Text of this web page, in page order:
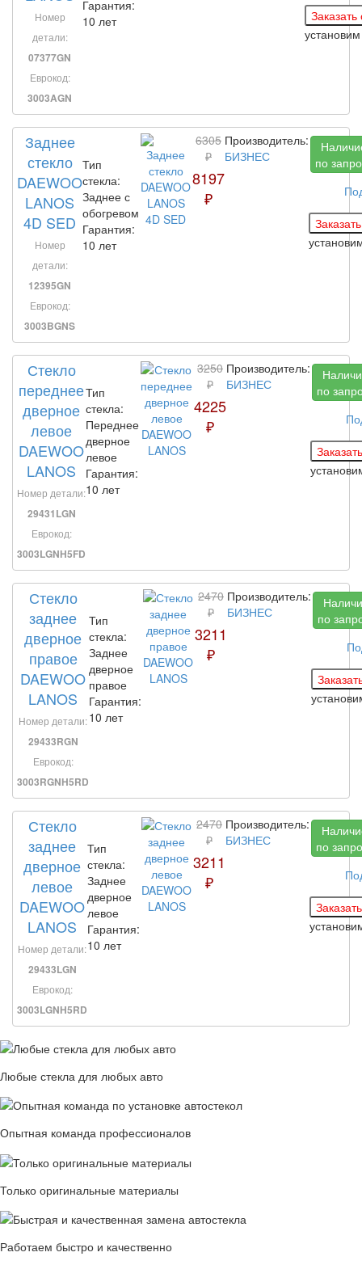
Номер
детали:
07377GN
Еврокод:
3003AGN
Гарантия:
10 лет
Заднее
стекло
DAEWOO
LANOS
4D SED
Номер
детали:
12395GN
Еврокод:
3003BGNS
Тип
стекла:
Заднее с
обогревом
Гарантия:
10 лет
6305
₽
8197
₽
Производитель:
БИЗНЕС
по
Стекло
переднее
дверное
левое
DAEWOO
LANOS
Номер детали:
29431LGN
Еврокод:
3003LGNH5FD
Тип
стекла:
Переднее
дверное
левое
Гарантия:
10 лет
3250
₽
4225
₽
Производитель:
БИЗНЕС
по
Стекло
заднее
дверное
правое
DAEWOO
LANOS
Номер детали:
29433RGN
Еврокод:
3003RGNH5RD
Тип
стекла:
Заднее
дверное
правое
Гарантия:
10 лет
2470
₽
3211
₽
Производитель:
БИЗНЕС
по
Стекло
заднее
дверное
левое
DAEWOO
LANOS
Номер детали:
29433LGN
Еврокод:
3003LGNH5RD
Тип
стекла:
Заднее
дверное
левое
Гарантия:
10 лет
2470
₽
3211
₽
Производитель:
БИЗНЕС
по
Любые стекла для любых авто
Опытная команда профессионалов
Только оригинальные материалы
Работаем быстро и качественно